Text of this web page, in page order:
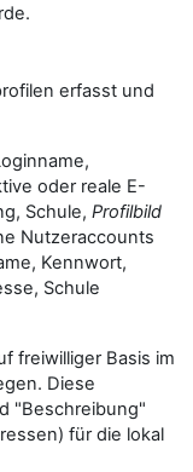
erfasst und
oder reale E-
Schule, Profilbild
Nutzeraccounts
Kennwort,
Schule
freiwilliger Basis im
Diese
"Beschreibung"
für die lokal